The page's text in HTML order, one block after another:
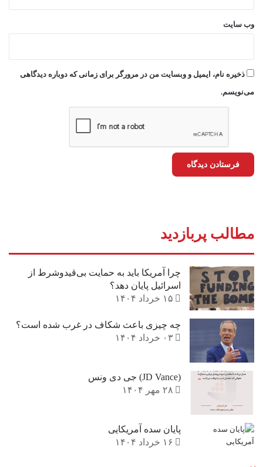
وب‌ سایت
ذخیره نام، ایمیل و وبسایت من در مرورگر برای زمانی که دوباره دیدگاهی
می‌نویسم.
مطالب پربازدید
چرا آمریکا باید به حمایت بی‌قیدوشرط از
اسرائیل پایان دهد؟
۱۵ خرداد ۱۴۰۴
چه چیزی باعث شکاف در غرب شده است؟
۰۳ خرداد ۱۴۰۴
(JD Vance) جی دی ونس
۲۸ مهر ۱۴۰۴
پایان سده آمریکایی
۱۶ خرداد ۱۴۰۴